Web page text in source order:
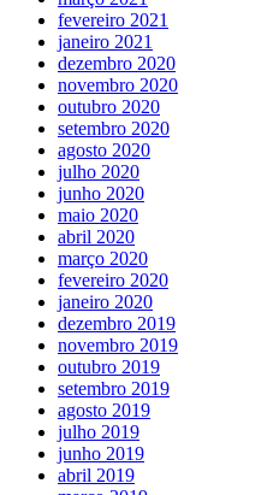
fevereiro 2021
janeiro 2021
dezembro 2020
novembro 2020
outubro 2020
setembro 2020
agosto 2020
julho 2020
junho 2020
maio 2020
abril 2020
março 2020
fevereiro 2020
janeiro 2020
dezembro 2019
novembro 2019
outubro 2019
setembro 2019
agosto 2019
julho 2019
junho 2019
abril 2019